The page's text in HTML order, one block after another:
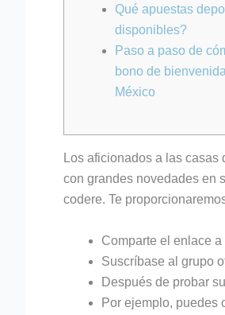
Qué apuestas
disponibles?
Paso a paso de
bono de
México
Los aficionados a las
con grandes novedades en
codere. Te
Comparte el enlace
Suscríbase al grupo
Después de probar
Por ejemplo, puedes